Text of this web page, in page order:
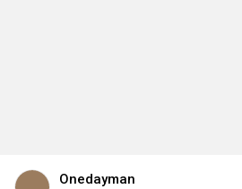
Onedayman